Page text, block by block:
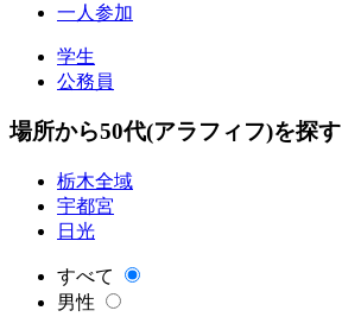
一人参加
学生
公務員
場所から50代(アラフィフ)を探す
栃木全域
宇都宮
日光
すべて
男性